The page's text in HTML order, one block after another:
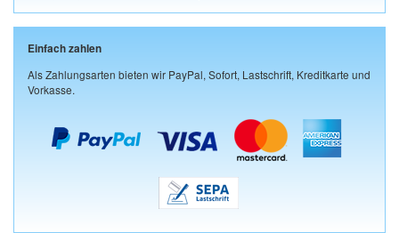
Einfach zahlen
Als Zahlungsarten bieten wir PayPal, Sofort, Lastschrift, Kreditkarte und
Vorkasse.